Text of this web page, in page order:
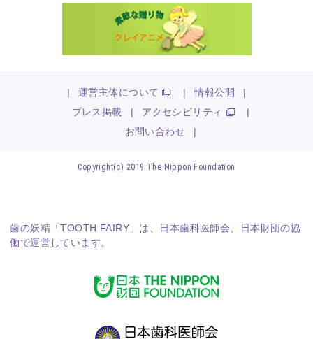
| 運営主体について | 情報公開
|
プレス掲載
| アクセシビリティ
|
お問い合わせ
|
Copyright(c) 2019 The Nippon Foundation
歯の妖精「TOOTH FAIRY」は、 日本歯科医師会 日本財団の協
働で運営しています。